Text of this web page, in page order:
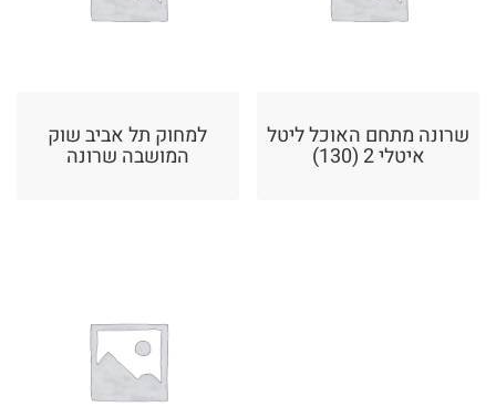
למחוק תל אביב שוק
המושבה שרונה
שרונה מתחם האוכל ליטל
איטלי 2 (130)